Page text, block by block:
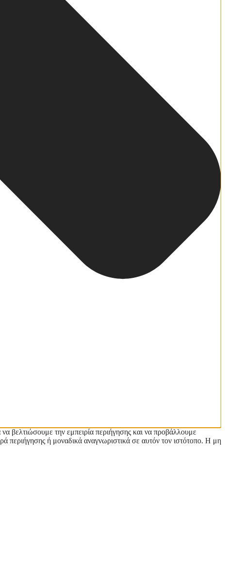
βελτιώσουμε την εμπειρία περιήγησης και να προβάλλουμε
περιήγησης ή μοναδικά αναγνωριστικά σε αυτόν τον ιστότοπο. Η μη